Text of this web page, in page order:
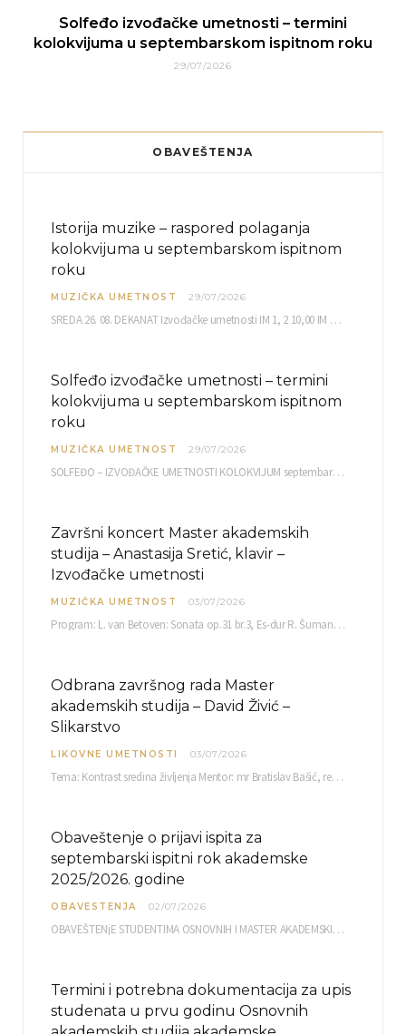
Solfeđo izvođačke umetnosti – termini
kolokvijuma u septembarskom ispitnom roku
29/07/2026
OBAVEŠTENJA
Istorija muzike – raspored polaganja
kolokvijuma u septembarskom ispitnom
roku
MUZIČKA UMETNOST 29/07/2026
SREDA 26. 08. DEKANAT Izvođačke umetnosti IM 1, 2 10,00 IM 3, 4 10,30 IM…
Solfeđo izvođačke umetnosti – termini
kolokvijuma u septembarskom ispitnom
roku
MUZIČKA UMETNOST 29/07/2026
SOLFEĐO – IZVOĐAČKE UMETNOSTI KOLOKVIJUM septembarski ispitni rok četvrtak, 03.09.2026. uč. br. 12 PISMENI…
Završni koncert Master akademskih
studija – Anastasija Sretić, klavir –
Izvođačke umetnosti
MUZIČKA UMETNOST 03/07/2026
Program: L. van Betoven: Sonata op.31 br.3, Es-dur R. Šuman: Bečki karneval op.26 K. Debisi:…
Odbrana završnog rada Master
akademskih studija – David Živić –
Slikarstvo
LIKOVNE UMETNOSTI 03/07/2026
Tema: Kontrast sredina življenja Mentor: mr Bratislav Bašić, redovni profesor Sreda, 08.07.2026. u…
Obaveštenje o prijavi ispita za
septembarski ispitni rok akademske
2025/2026. godine
OBAVESTENJA 02/07/2026
OBAVEŠTENjE STUDENTIMA OSNOVNIH I MASTER AKADEMSKIH STUDIJA ELEKTRONSKA PRIJAVA ISPITA za septembarski ispitni rok za…
Termini i potrebna dokumentacija za upis
studenata u prvu godinu Osnovnih